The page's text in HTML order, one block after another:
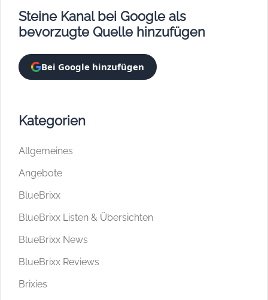
Steine Kanal bei Google als
bevorzugte Quelle hinzufügen
Bei Google hinzufügen
Kategorien
Allgemeines
Angebote
BlueBrixx
BlueBrixx Listen & Übersichten
BlueBrixx News
BlueBrixx Reviews
Brixies